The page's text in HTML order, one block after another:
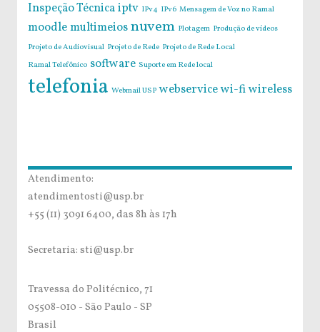
Inspeção Técnicaiptv IPv4 IPv6 Mensagem de Voz no Ramal
moodlemultimeiosnuvem Plotagem Produção de vídeos
Projeto de Audiovisual Projeto de Rede Projeto de Rede Local
Ramal Telefônico software Suporte em Rede local
telefonia Webmail USP webservicewi-fiwireless
Atendimento:
atendimentosti@usp.br
+55 (11) 3091 6400, das 8h às 17h
Secretaria: sti@usp.br
Travessa do Politécnico, 71
05508-010 - São Paulo - SP
Brasil